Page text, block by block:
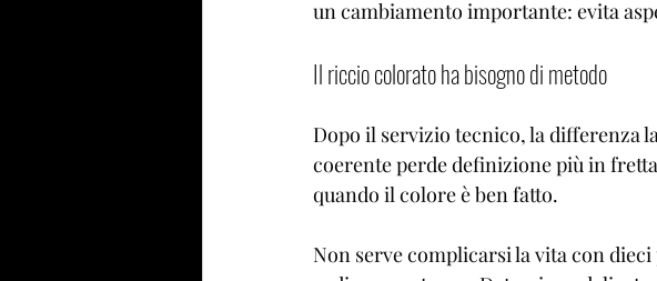
un cambiamento importante: evita
Il riccio colorato ha bisogno di metodo
Dopo il servizio tecnico, la differenza
coerente perde definizione più in
quando il colore è ben fatto.
Non serve complicarsi la vita con